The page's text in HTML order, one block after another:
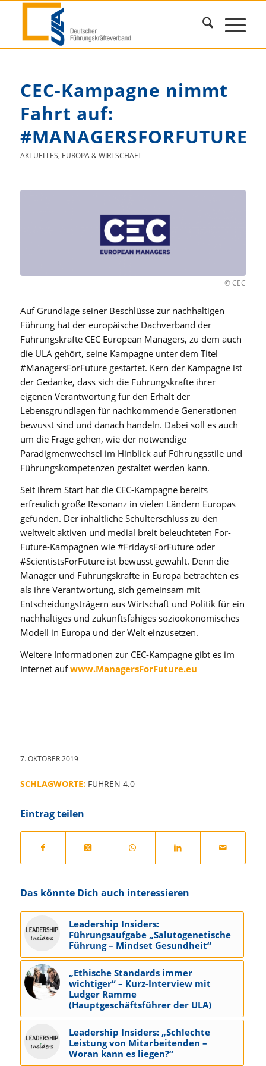
CEC-Kampagne nimmt
Fahrt auf:
#MANAGERSFORFUTURE
AKTUELLES, EUROPA & WIRTSCHAFT
© CEC
Auf Grundlage seiner Beschlüsse zur nachhaltigen
Führung hat der europäische Dachverband der
Führungskräfte CEC European Managers, zu dem auch
die ULA gehört, seine Kampagne unter dem Titel
#ManagersForFuture gestartet. Kern der Kampagne ist
der Gedanke, dass sich die Führungskräfte ihrer
eigenen Verantwortung für den Erhalt der
Lebensgrundlagen für nachkommende Generationen
bewusst sind und danach handeln. Dabei soll es auch
um die Frage gehen, wie der notwendige
Paradigmenwechsel im Hinblick auf Führungsstile und
Führungskompetenzen gestaltet werden kann.
Seit ihrem Start hat die CEC-Kampagne bereits
erfreulich große Resonanz in vielen Ländern Europas
gefunden. Der inhaltliche Schulterschluss zu den
weltweit aktiven und medial breit beleuchteten For-
Future-Kampagnen wie #FridaysForFuture oder
#ScientistsForFuture ist bewusst gewählt. Denn die
Manager und Führungskräfte in Europa betrachten es
als ihre Verantwortung, sich gemeinsam mit
Entscheidungsträgern aus Wirtschaft und Politik für ein
nachhaltiges und zukunftsfähiges sozioökonomisches
Modell in Europa und der Welt einzusetzen.
Weitere Informationen zur CEC-Kampagne gibt es im
Internet aufwww.ManagersForFuture.eu
7. OKTOBER 2019
SCHLAGWORTE: FÜHREN 4.0
Eintrag teilen
Das könnte Dich auch interessieren
Leadership Insiders:
Führungsaufgabe „Salutogenetische
Führung – Mindset Gesundheit“
„Ethische Standards immer
wichtiger“ – Kurz-Interview mit
Ludger Ramme
(Hauptgeschäftsführer der ULA)
Leadership Insiders: „Schlechte
Leistung von Mitarbeitenden –
Woran kann es liegen?“